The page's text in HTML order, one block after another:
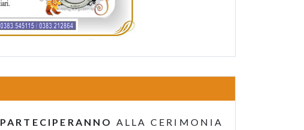
PARTECIPERANNO ALLA CERIMONIA